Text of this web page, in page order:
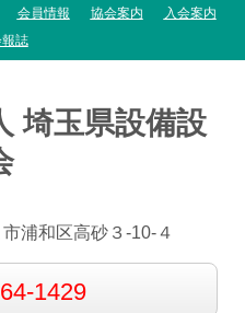
会員情報 協会案内
入会案内
誌
埼玉県設備設
浦和区高砂３-10-４
1429